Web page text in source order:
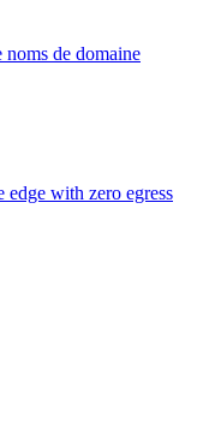
noms de domaine
edge with zero egress